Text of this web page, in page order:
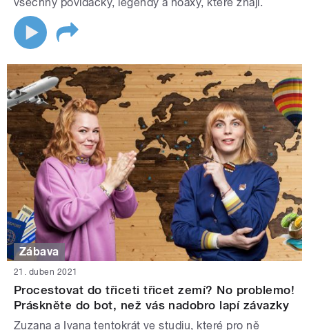
Zábava
21. duben 2021
Procestovat do třiceti třicet zemí? No problemo!
Práskněte do bot, než vás nadobro lapí závazky
Zuzana a Ivana tentokrát ve studiu, které pro ně